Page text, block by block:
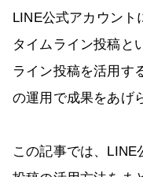
LINE公式アカウント
タイムライン投稿と
ライン投稿を活用す
の運用で成果をあげ
この記事では、